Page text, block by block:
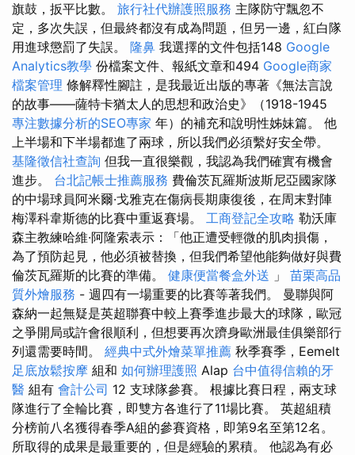
旗鼓，扳平比數。 旅行社代辦護照服務 主隊防守飄忽不
定，多次失誤，但最終都沒有成為問題，但另一邊，紅白隊
用進球懲罰了失誤。 隆鼻 我選擇的文件包括148 Google
Analytics教學 份檔案文件、報紙文章和494 Google商家
檔案管理 條解釋性腳註，是我最近出版的專著《無法言說
的故事——薩特卡猶太人的思想和政治史》（1918-1945
專注數據分析的SEO專家 年）的補充和說明性姊妹篇。 他
上半場和下半場都進了兩球，所以我們必須繫好安全帶。
基隆徵信社查詢 但我一直很樂觀，我認為我們確實有機會
進步。 台北記帳士推薦服務 費倫茨瓦羅斯波斯尼亞國家隊
的中場球員阿米爾·戈雅克在傷病長期康復後，在周末對陣
梅澤科韋斯德的比賽中重返賽場。 工商登記全攻略 勒沃庫
森主教練哈維·阿隆索表示：「他正遭受輕微的肌肉損傷，
為了預防起見，他必須被替換，但我們希望他能夠做好與費
倫茨瓦羅斯的比賽的準備。 健康便當餐盒外送 」 苗栗高品
質外燴服務 - 週四有一場重要的比賽等著我們。 曼聯與阿
森納一起無疑是英超聯賽中較上賽季進步最大的球隊，歐冠
之爭開局或許會很順利，但想要再次躋身歐洲最佳俱樂部行
列還需要時間。 經典中式外燴菜單推薦 秋季賽季，Eemelt
足底放鬆按摩 組和 如何辦理護照 Alap 台中值得信賴的牙
醫 組有 會計公司 12 支球隊參賽。 根據比賽日程，兩支球
隊進行了全輪比賽，即雙方各進行了11場比賽。 英超組積
分榜前八名獲得春季A組的參賽資格，即第9名至第12名。
所取得的成果是最重要的，但是經驗的累積。 他認為有必